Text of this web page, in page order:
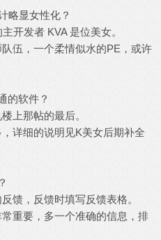
略显女性化？
开发者 KVA 是位美女。
伍，一个柔情似水的PE，或许
的软件？
上那帖的最后。
详细的说明见K美女后期补全
馈，反馈时填写反馈表格。
重要，多一个准确的信息，排